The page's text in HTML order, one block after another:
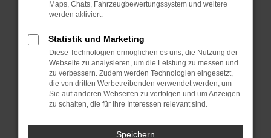
Suchmaschine?
Manche Erweiterungen, wie Werbeblocker,
können das Laden bestimmter Seiten
verhindern. Funktioniert die Seite in einem
anderen Browser oder in einem privaten
Fenster?
Das kann manchmal helfen, vorübergehende
Maps, Chats, Fahrzeugbewertungssystem und weitere
werden aktiviert.
Statistik und Marketing
Diese Technologien ermöglichen es uns, die Nutzung der
Webseite zu analysieren, um die Leistung zu messen und
zu verbessern. Zudem werden Technologien eingesetzt,
die von dritten Werbetreibenden verwendet werden, um
Sie auf anderen Webseiten zu verfolgen und um Anzeigen
zu schalten, die für Ihre Interessen relevant sind.
Speichern